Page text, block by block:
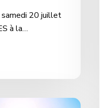
20 juillet
à la…